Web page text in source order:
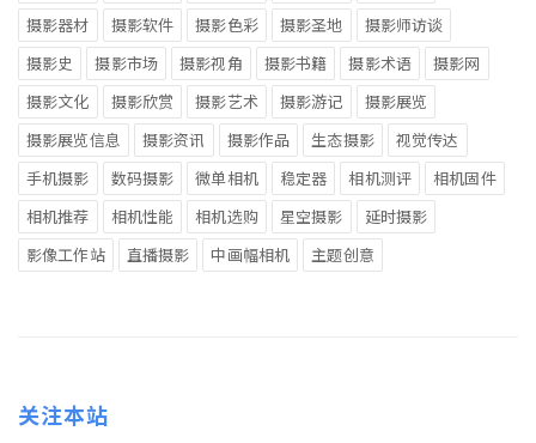
摄影器材
摄影软件 摄影色彩 摄影圣地
摄影师访谈
摄影史
摄影市场 摄影视角 摄影书籍 摄影术语
摄影网
摄影文化
摄影欣赏 摄影艺术 摄影游记
摄影展览
摄影展览信息
摄影资讯 摄影作品 生态摄影
视觉传达
手机摄影
数码摄影 微单相机 稳定器 相机测评
相机固件
相机推荐
相机性能 相机选购 星空摄影
延时摄影
影像工作站
直播摄影 中画幅相机 主题创意
关注本站